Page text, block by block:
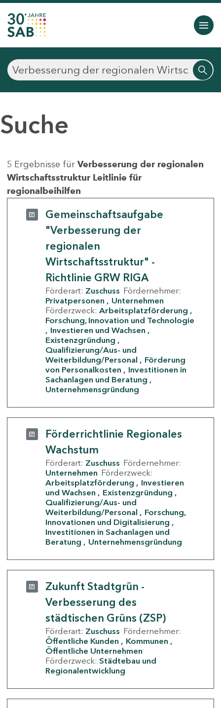
Suche
5 Ergebnisse für Verbesserung der regionalen
Wirtschaftsstruktur Leitlinie für
regionalbeihilfen
Gemeinschaftsaufgabe
"Verbesserung der
regionalen
Wirtschaftsstruktur" -
Richtlinie GRW RIGA
Förderart: Zuschuss Fördernehmer:
Privatpersonen
Unternehmen
Förderzweck: Arbeitsplatzförderung
Forschung, Innovation und Technologie
Investieren und Wachsen
Existenzgründung
Qualifizierung/Aus- und
Weiterbildung/Personal
Förderung
von Personalkosten
Investitionen in
Sachanlagen und Beratung
Unternehmensgründung
Förderrichtlinie Regionales
Wachstum
Förderart: Zuschuss Fördernehmer:
Unternehmen Förderzweck:
Arbeitsplatzförderung
Investieren
und Wachsen
Existenzgründung
Qualifizierung/Aus- und
Weiterbildung/Personal
Forschung,
Innovationen und Digitalisierung
Investitionen in Sachanlagen und
Beratung
Unternehmensgründung
Zukunft Stadtgrün -
Verbesserung des
städtischen Grüns (ZSP)
Förderart: Zuschuss Fördernehmer:
Öffentliche Kunden
Kommunen
Öffentliche Unternehmen
Förderzweck: Städtebau und
Regionalentwicklung